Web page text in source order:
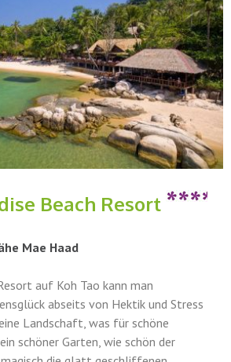
Beach Resort
Mae Haad
auf Koh Tao kann man
abseits von Hektik und Stress
Landschaft, was für schöne
schöner Garten, wie schön der